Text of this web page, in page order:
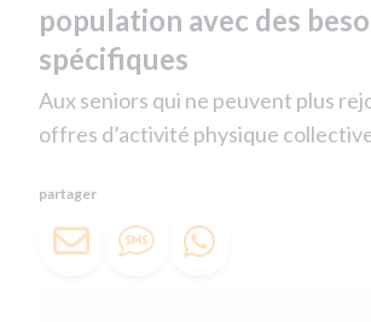
population avec des
spécifiques
Aux seniors qui ne peuvent plus
offres d’activité physique
partager